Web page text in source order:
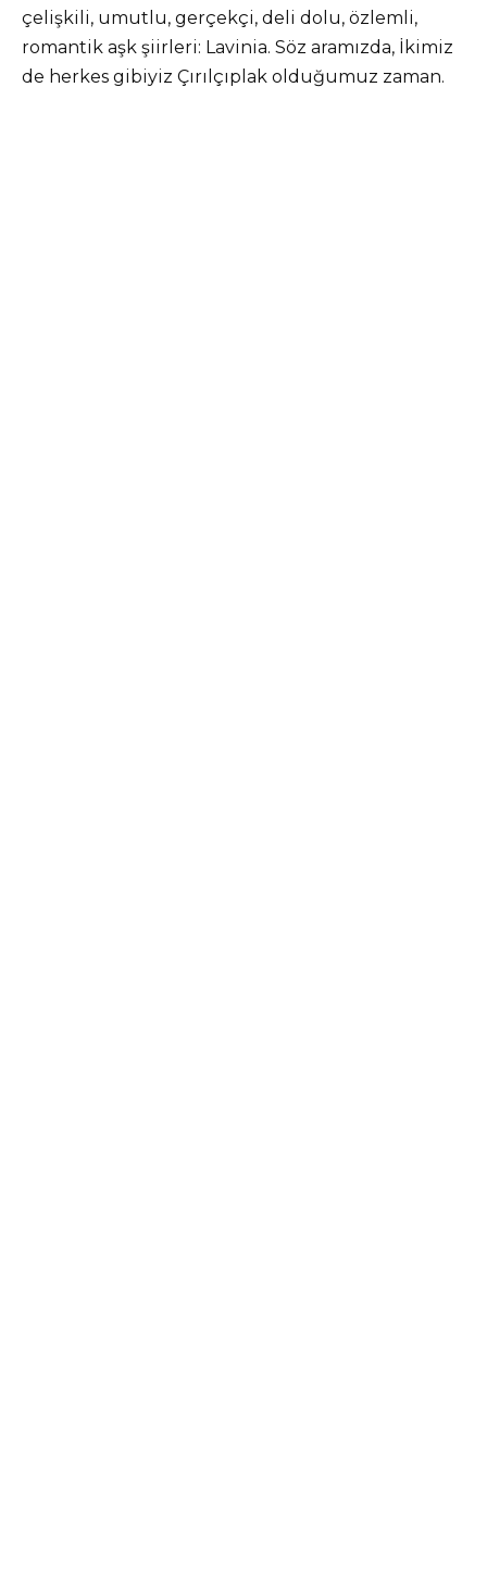
çelişkili, umutlu, gerçekçi, deli dolu, özlemli,
romantik aşk şiirleri: Lavinia. Söz aramızda, İkimiz
de herkes gibiyiz Çırılçıplak olduğumuz zaman.